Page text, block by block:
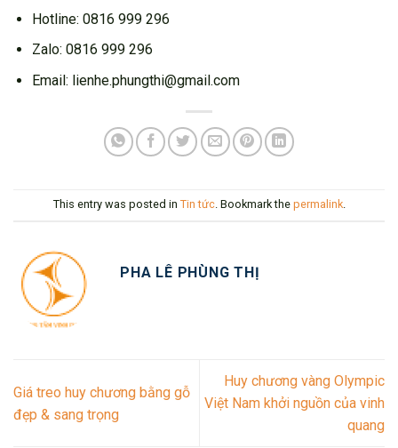
Hotline: 0816 999 296
Zalo: 0816 999 296
Email: lienhe.phungthi@gmail.com
This entry was posted in Tin tức. Bookmark the permalink.
PHA LÊ PHÙNG THỊ
Giá treo huy chương bằng gỗ
đẹp & sang trọng
Huy chương vàng Olympic
Việt Nam khởi nguồn của vinh
quang